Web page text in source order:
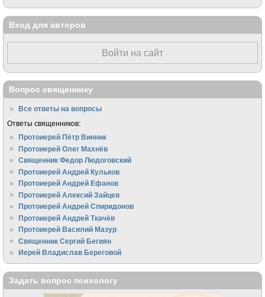
Вход для авторов
Войти на сайт
Вопрос священнику
Все ответы на вопросы
Ответы священников:
Протоиерей Пётр Винник
Протоиерей Олег Махнёв
Священник Федор Людоговский
Протоиерей Андрей Кульков
Протоиерей Андрей Ефанов
Протоиерей Алексий Зайцев
Протоиерей Андрей Спиридонов
Протоиерей Андрей Ткачёв
Протоиерей Василий Мазур
Священник Сергий Бегиян
Иерей Владислав Береговой
Задать вопрос психологу